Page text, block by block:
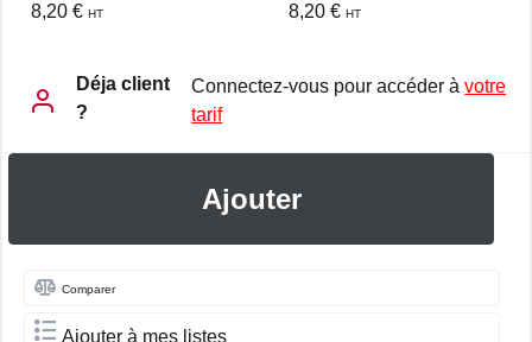
8,20 € HT 8,20 € HT
Déja client
?
Connectez-vous pour accéder àvotre
tarif
Ajouter
Comparer
Ajouter à mes listes